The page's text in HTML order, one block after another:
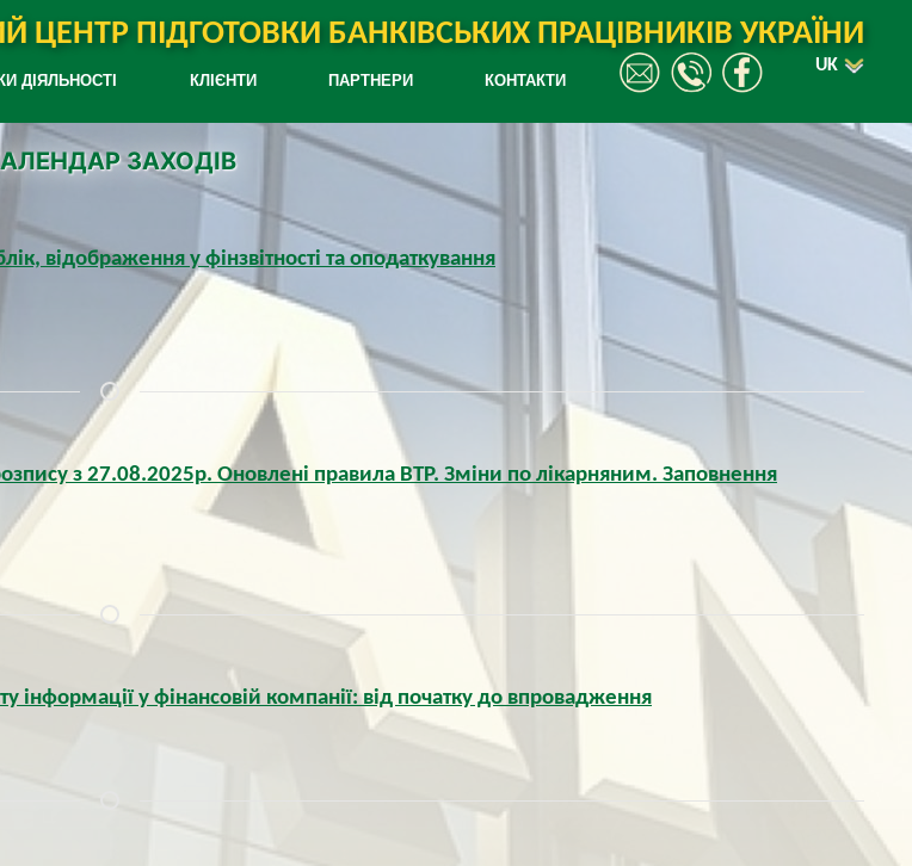
ЦЕНТР ПІДГОТОВКИ БАНКІВСЬКИХ ПРАЦІВНИКІВ УКРАЇНИ
ДІЯЛЬНОСТІ КЛІЄНТИ ПАРТНЕРИ КОНТАКТИ
UK
ЗАХОДІВ
відображення у фінзвітності та оподаткування
з 27.08.2025р. Оновлені правила ВТР. Зміни по лікарняним. Заповнення
інформації у фінансовій компанії: від початку до впровадження